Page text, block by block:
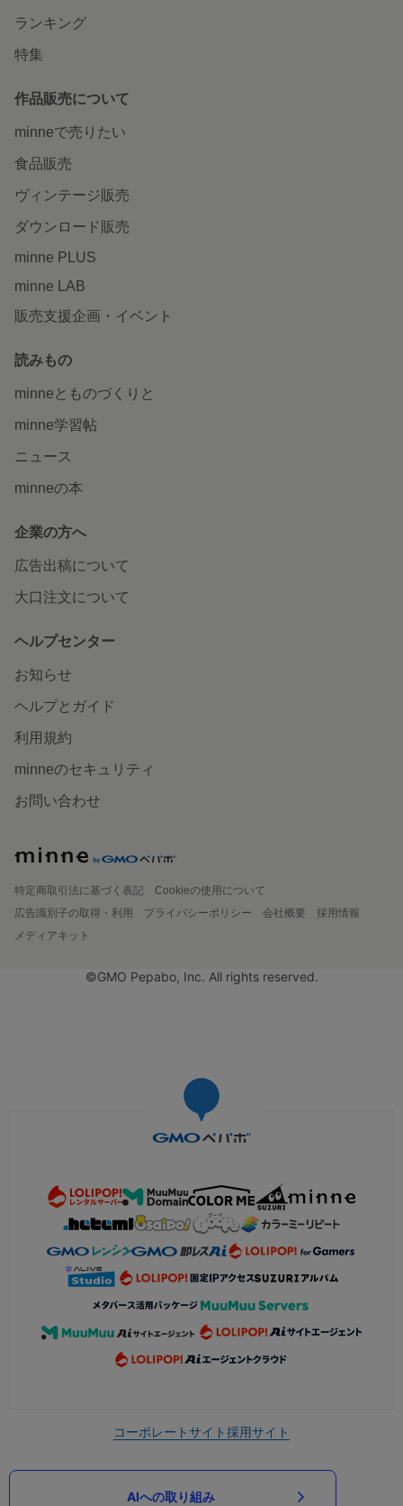
ランキング
特集
作品販売について
minneで売りたい
食品販売
ヴィンテージ販売
ダウンロード販売
minne PLUS
minne LAB
販売支援企画・イベント
読みもの
minneとものづくりと
minne学習帖
ニュース
minneの本
企業の方へ
広告出稿について
大口注文について
ヘルプセンター
お知らせ
ヘルプとガイド
利用規約
minneのセキュリティ
お問い合わせ
特定商取引法に基づく表記
Cookieの使用について
広告識別子の取得・利用
プライバシーポリシー 会社概要
採用情報
メディアキット
©GMO Pepabo, Inc. All rights reserved.
コーポレートサイト採用サイト
AIへの取り組み